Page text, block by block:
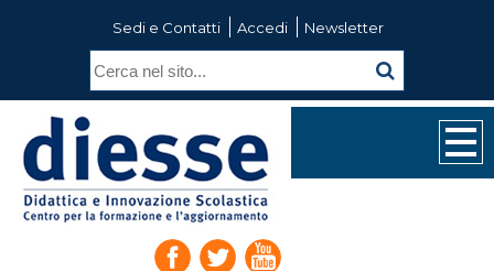
Sedi e Contatti Accedi Newsletter